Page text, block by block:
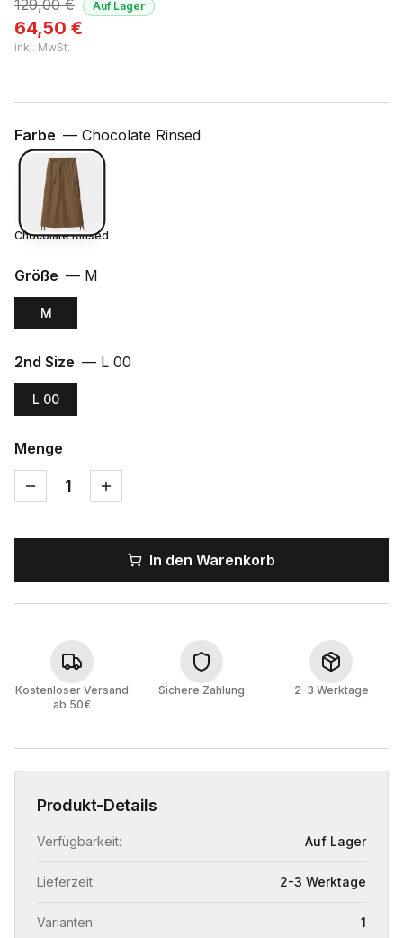
129,00€
64,50 €
inkl. MwSt.
Auf Lager
Farbe — Chocolate Rinsed
Chocolate Rinsed
Größe — M
M
2nd Size — L 00
L 00
Menge
1
In den Warenkorb
Kostenloser Versand
ab 50€
Sichere Zahlung 2-3 Werktage
Produkt-Details
Verfügbarkeit: Auf Lager
Lieferzeit: 2-3 Werktage
Varianten: 1